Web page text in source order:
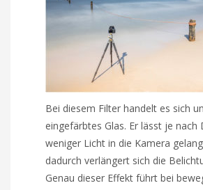
Bei diesem Filter handelt es sich
eingefärbtes Glas. Er lässt je nach
weniger Licht in die Kamera
dadurch verlängert sich die
Genau dieser Effekt führt bei